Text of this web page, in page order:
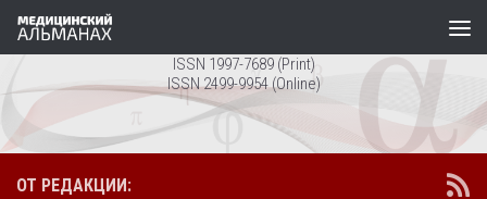
Перейти к содержимому
ISSN 1997-7689 (Print)
ISSN 2499-9954 (Online)
ОТ РЕДАКЦИИ: